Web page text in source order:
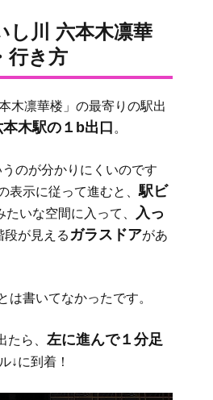
川 六本木凛華
行き方
木凛華楼」の最寄りの駅出
本木駅の１b出口 。
うのが分かりにくいのです
表示に従って進むと、駅ビ
たいな空間に入って、
入っ
段が見える ガラスドアがあ
は書いてなかったです。
たら、 左に進んで１分足
↓に到着！